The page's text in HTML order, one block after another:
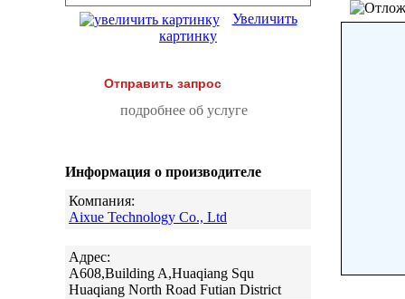
Увеличить
картинку
Отправить запрос
подробнее об услуге
Информация о производителе
Компания:
Aixue Technology Co., Ltd
Адрес:
A608,Building A,Huaqiang Squ
Huaqiang North Road Futian District